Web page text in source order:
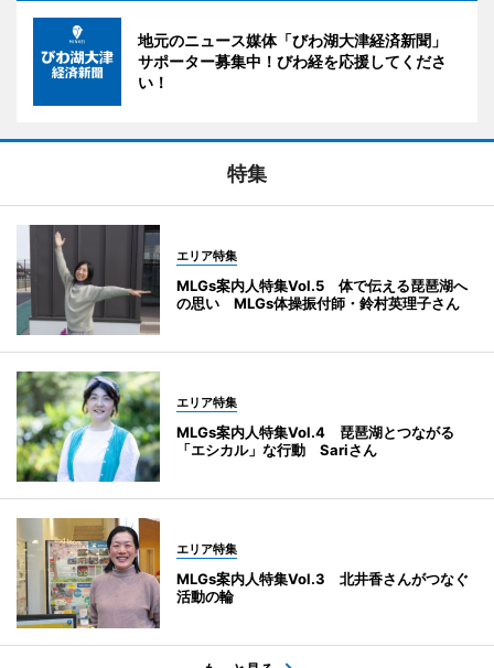
地元のニュース媒体「びわ湖大津経済新聞」
サポーター募集中！びわ経を応援してくださ
い！
特集
エリア特集
MLGs案内人特集Vol.5 体で伝える琵琶湖へ
の思い MLGs体操振付師・鈴村英理子さん
エリア特集
MLGs案内人特集Vol.4 琵琶湖とつながる
「エシカル」な行動 Sariさん
エリア特集
MLGs案内人特集Vol.3 北井香さんがつなぐ
活動の輪